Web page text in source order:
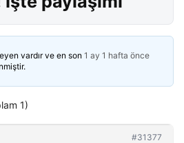
vardır ve en son 1 ay 1 hafta önce
1)
#31377